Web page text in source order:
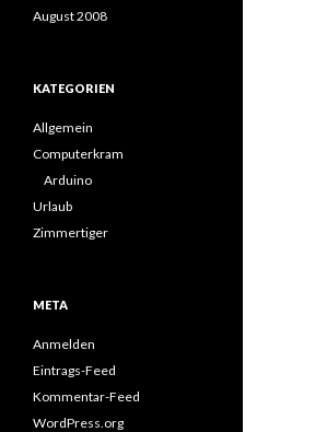
August 2008
KATEGORIEN
Allgemein
Computerkram
Arduino
Urlaub
Zimmertiger
META
Anmelden
Eintrags-Feed
Kommentar-Feed
WordPress.org